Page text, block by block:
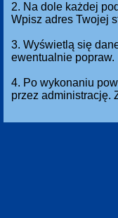
2. Na dole każdej
Wpisz adres Twojej
3. Wyświetlą się
ewentualnie popraw.
4. Po wykonaniu
przez administrację.